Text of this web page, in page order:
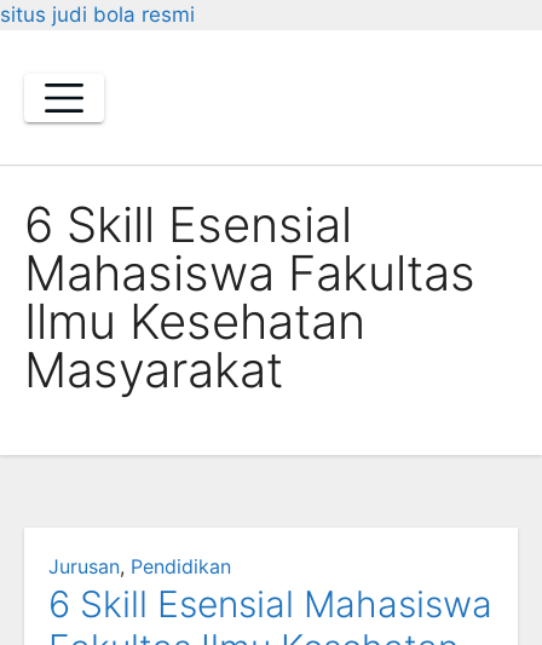
situs judi bola resmi
content
6 Skill Esensial
Mahasiswa Fakultas
Ilmu Kesehatan
Masyarakat
Jurusan, Pendidikan
6 Skill Esensial Mahasiswa